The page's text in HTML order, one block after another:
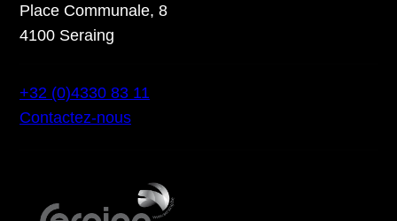
Place Communale, 8
4100 Seraing
+32 (0)4330 83 11
Contactez-nous